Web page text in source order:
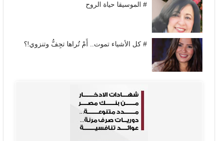
# الموسيقا حياة الروح
# كل الأشياء تموت.. أَمْ تُراها تجِفُّ وتنزوي!؟